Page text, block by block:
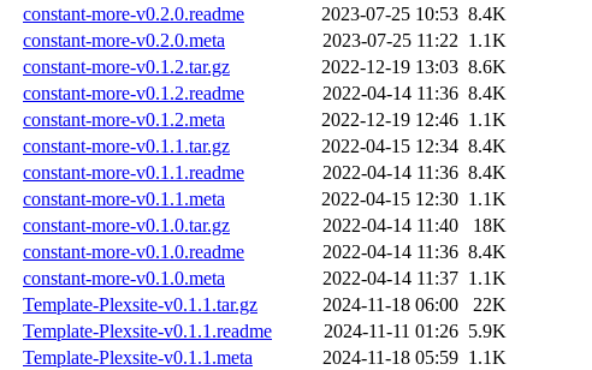
constant-more-v0.2.0.readme
2023-07-25 10:53 8.4K
constant-more-v0.2.0.meta
2023-07-25 11:22 1.1K
constant-more-v0.1.2.tar.gz
2022-12-19 13:03 8.6K
constant-more-v0.1.2.readme
2022-04-14 11:36 8.4K
constant-more-v0.1.2.meta
2022-12-19 12:46 1.1K
constant-more-v0.1.1.tar.gz
2022-04-15 12:34 8.4K
constant-more-v0.1.1.readme
2022-04-14 11:36 8.4K
constant-more-v0.1.1.meta
2022-04-15 12:30 1.1K
constant-more-v0.1.0.tar.gz
2022-04-14 11:40
18K
constant-more-v0.1.0.readme
2022-04-14 11:36 8.4K
constant-more-v0.1.0.meta
2022-04-14 11:37 1.1K
Template-Plexsite-v0.1.1.tar.gz
2024-11-18 06:00
22K
Template-Plexsite-v0.1.1.readme
2024-11-11 01:26 5.9K
Template-Plexsite-v0.1.1.meta
2024-11-18 05:59 1.1K